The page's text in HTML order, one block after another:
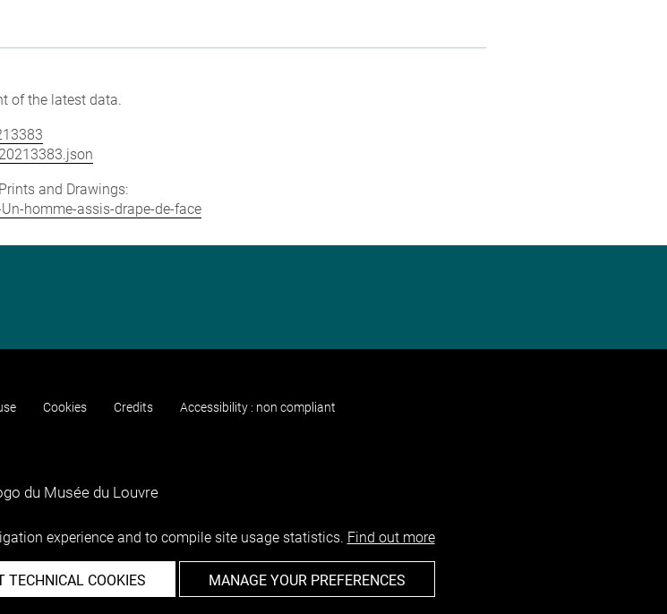
of the latest data.
and Drawings:
homme-assis-drape-de-face
Cookies Credits Accessibility : non compliant
experience and to compile site usage statistics. Find out more
TECHNICAL COOKIES MANAGE YOUR PREFERENCES